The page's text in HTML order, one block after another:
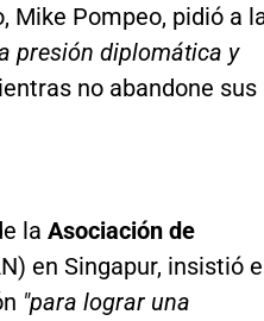
Mike Pompeo, pidió a
presión diplomática y
no abandone sus
la Asociación de
en Singapur, insistió
"para lograr una